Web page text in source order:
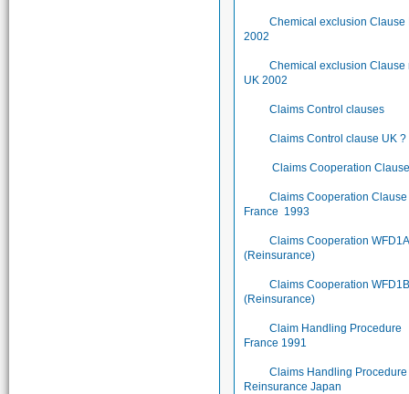
Chemical exclusion Clause
2002
Chemical exclusion Clause
UK 2002
Claims Control clauses
Claims Control clause UK ?
Claims Cooperation
Claims Cooperation
France 1993
Claims Cooperation WFD1A
(Reinsurance)
Claims Cooperation
(Reinsurance)
Claim Handling Procedure
France 1991
Claims Handling Procedure
Reinsurance Japan